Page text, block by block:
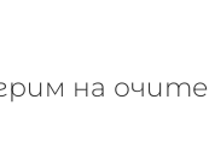
на очите